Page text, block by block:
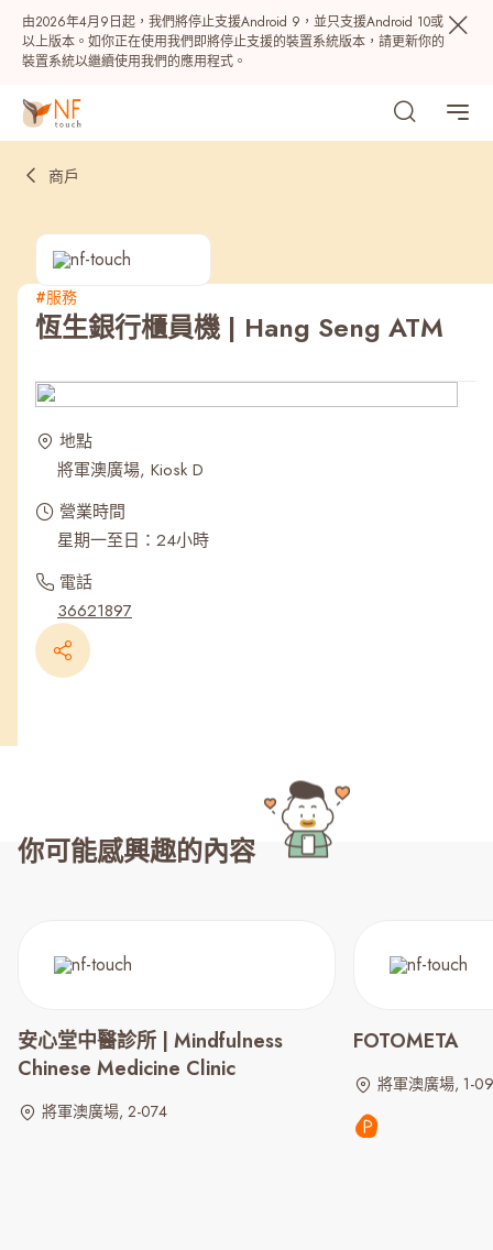
由2026年4月9日起，我們將停止支援Android 9，並只支援Android 10或
以上版本。如你正在使用我們即將停止支援的裝置系統版本，請更新你的
裝置系統以繼續使用我們的應用程式。
熱門
NF 種籽
最近搜尋紀錄
商戶
#服務
恆生銀行櫃員機 | Hang Seng ATM
地點
將軍澳廣場, Kiosk D
營業時間
星期一至日：24小時
電話
36621897
你可能感興趣的內容
安心堂中醫診所 | Mindfulness
Chinese Medicine Clinic
將軍澳廣場, 2-074
FOTOMETA
將軍澳廣場, 1-